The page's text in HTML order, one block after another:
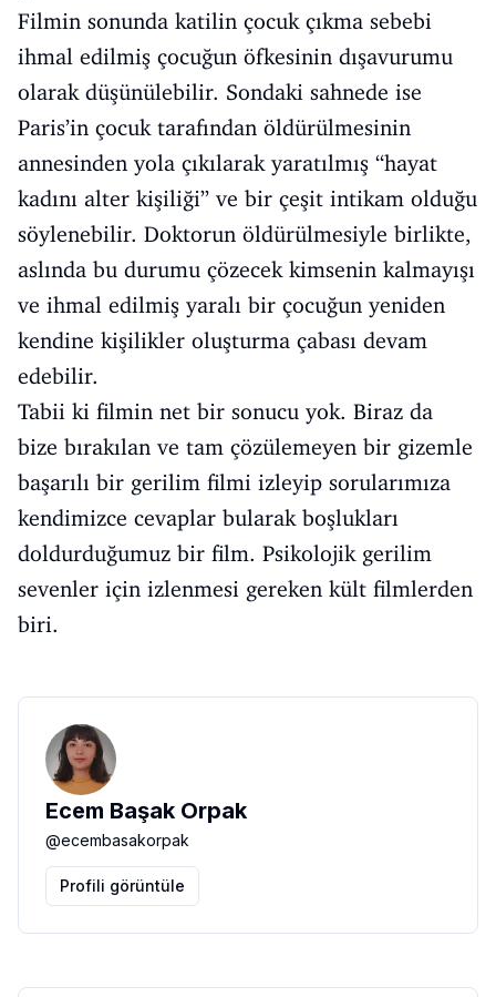
Filmin sonunda katilin çocuk çıkma sebebi
ihmal edilmiş çocuğun öfkesinin dışavurumu
olarak düşünülebilir. Sondaki sahnede ise
Paris’in çocuk tarafından öldürülmesinin
annesinden yola çıkılarak yaratılmış “hayat
kadını alter kişiliği” ve bir çeşit intikam olduğu
söylenebilir. Doktorun öldürülmesiyle birlikte,
aslında bu durumu çözecek kimsenin kalmayışı
ve ihmal edilmiş yaralı bir çocuğun yeniden
kendine kişilikler oluşturma çabası devam
edebilir.
Tabii ki filmin net bir sonucu yok. Biraz da
bize bırakılan ve tam çözülemeyen bir gizemle
başarılı bir gerilim filmi izleyip sorularımıza
kendimizce cevaplar bularak boşlukları
doldurduğumuz bir film. Psikolojik gerilim
sevenler için izlenmesi gereken kült filmlerden
biri.
Ecem Başak Orpak
@ecembasakorpak
Profili görüntüle